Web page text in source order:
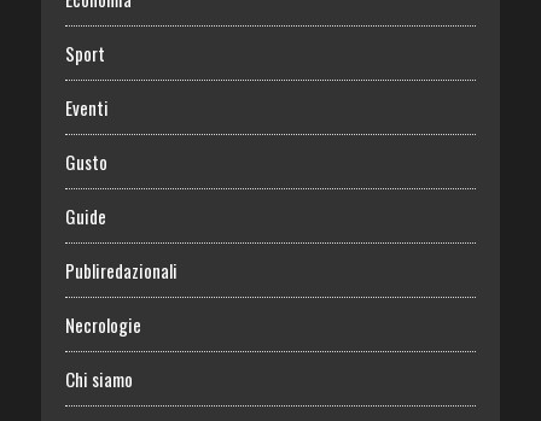
Sport
Eventi
Gusto
Guide
Publiredazionali
Necrologie
Chi siamo